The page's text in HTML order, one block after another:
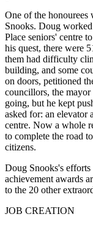
One of the
Snooks. Doug
Place seniors' centre
his quest, there were
them had difficulty
building, and some
on doors, petitioned
councillors, the
going, but he kept
asked for: an elevator
centre. Now a whole
to complete the road
citizens.
Doug Snooks's
achievement awards
to the 20 other
JOB CREATION